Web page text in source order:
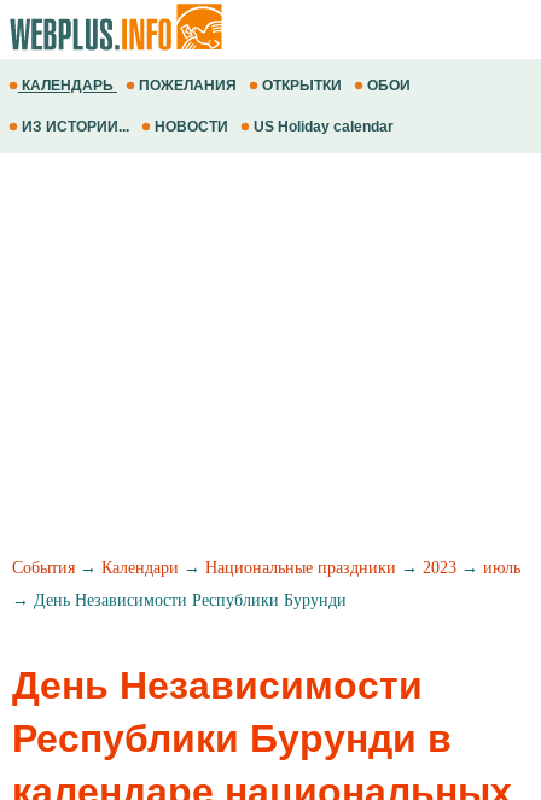
КАЛЕНДАРЬ ПОЖЕЛАНИЯ ОТКРЫТКИ ОБОИ
ИЗ ИСТОРИИ... НОВОСТИ US Holiday calendar
События → Календари → Национальные праздники → 2023 → июль
→ День Независимости Республики Бурунди
День Независимости
Республики Бурунди в